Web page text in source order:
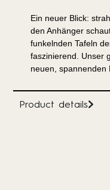
Ein neuer Blick:
den Anhänger
funkelnden Tafeln
faszinierend. Unser
neuen, spannenden
Product details